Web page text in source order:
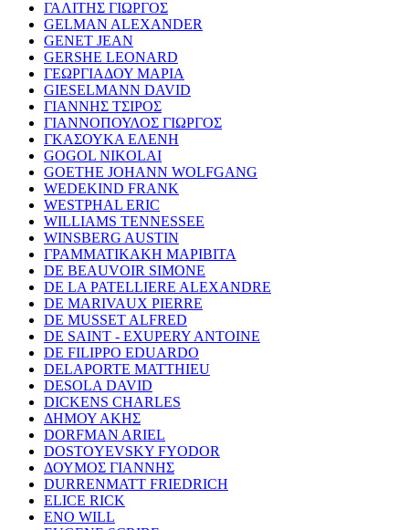
ΓΑΛΙΤΗΣ ΓΙΩΡΓΟΣ
GELMAN ALEXANDER
GENET JEAN
GERSHE LEONARD
ΓΕΩΡΓΙΑΔΟΥ ΜΑΡΙΑ
GIESELMANN DAVID
ΓΙΑΝΝΗΣ ΤΣΙΡΟΣ
ΓΙΑΝΝΟΠΟΥΛΟΣ ΓΙΩΡΓΟΣ
ΓΚΑΣΟΥΚΑ ΕΛΕΝΗ
GOGOL NIKOLAI
GOETHE JOHANN WOLFGANG
WEDEKIND FRANK
WESTPHAL ERIC
WILLIAMS TENNESSEE
WINSBERG AUSTIN
ΓΡΑΜΜΑΤΙΚΑΚΗ ΜΑΡΙΒΙΤΑ
DE BEAUVOIR SIMONE
DE LA PATELLIERE ALEXANDRE
DE MARIVAUX PIERRE
DE MUSSET ALFRED
DE SAINT - EXUPERY ANTOINE
DE FILIPPO EDUARDO
DELAPORTE MATTHIEU
DESOLA DAVID
DICKENS CHARLES
ΔΗΜΟΥ ΑΚΗΣ
DORFMAN ARIEL
DOSTOYEVSKY FYODOR
ΔΟΥΜΟΣ ΓΙΑΝΝΗΣ
DURRENMATT FRIEDRICH
ELICE RICK
ENO WILL